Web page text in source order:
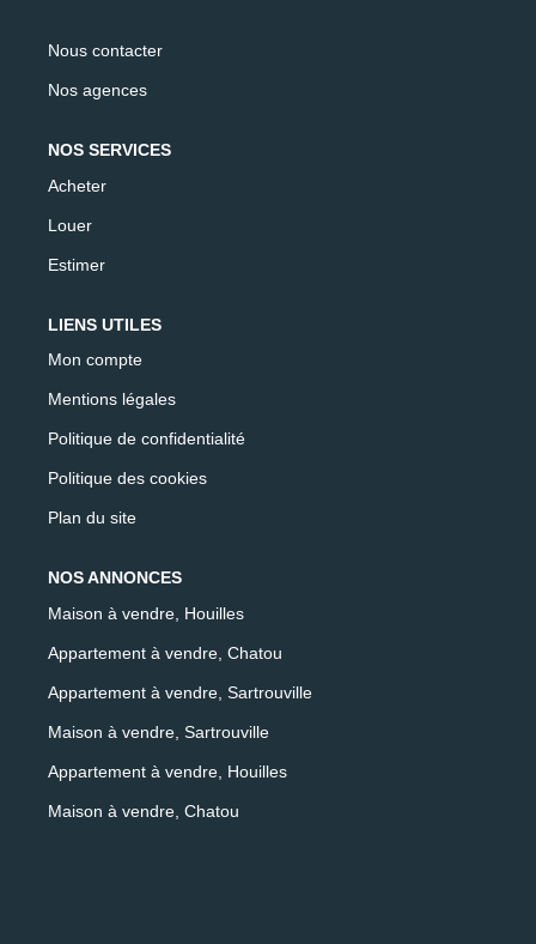
Nous contacter
Nos agences
NOS SERVICES
Acheter
Louer
Estimer
LIENS UTILES
Mon compte
Mentions légales
Politique de confidentialité
Politique des cookies
Plan du site
NOS ANNONCES
Maison à vendre, Houilles
Appartement à vendre, Chatou
Appartement à vendre, Sartrouville
Maison à vendre, Sartrouville
Appartement à vendre, Houilles
Maison à vendre, Chatou